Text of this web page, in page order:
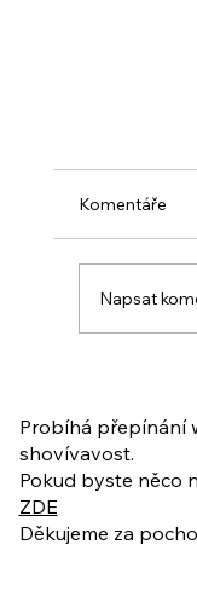
Komentáře
Napsat
Probíhá přepínání
shovívavost.
Pokud byste něco
ZDE
Děkujeme za